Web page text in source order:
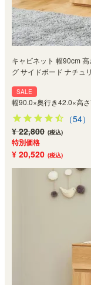
キャビネット 幅90cm
グ サイドボード ナチュ
SALE
幅90.0×奥行き42.0×高さ
（54）
¥ 22,800 (税込)
特別価格
¥ 20,520 (税込)